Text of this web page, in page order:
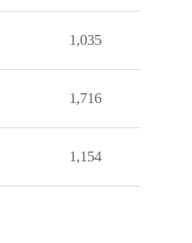
1,035
1,716
1,154